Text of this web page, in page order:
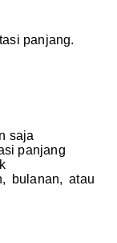
panjang.
saja
panjang
bulanan, atau